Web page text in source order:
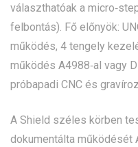
választhatóak a
felbontás). Fő előnyök:
működés, 4 tengely
működés A4988‑al vagy
próbapadi CNC és
A Shield széles körben
dokumentálta működését